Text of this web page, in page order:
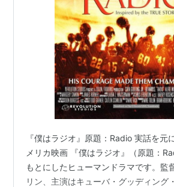
チャーリーと18人のキッズ in ブー
（2007）＜未＞ 出演
アメリカン・ギャングスター（
エンドゲーム 大統領最期の日 （
ダーティ・コップ（2005）＜未
サイレンサー（2005） 出演
ホーム・オン・ザ・レンジ／にぎ
ファイティング・テンプテーショ
僕はラジオ
（2003） 出演
バナナ★トリップ
（2002）＜未＞
『僕はラジオ』原題：Radio 実話を元
メリカ映画 『僕はラジオ』（原題：
もとにしたヒューマンドラマです。監
リン、主演はキューバ・グッディング